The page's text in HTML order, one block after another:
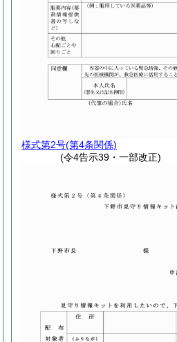
様式第2号(第4条関係)
(令4告示39・一部改正)